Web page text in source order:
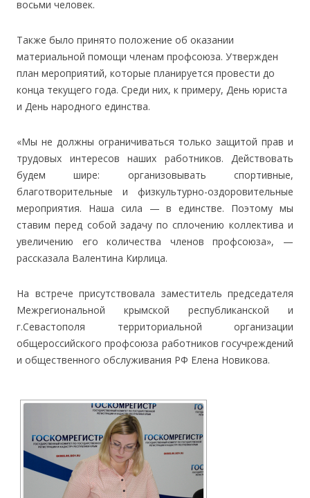
восьми человек.
Также было принято положение об оказании
материальной помощи членам профсоюза. Утвержден
план мероприятий, которые планируется провести до
конца текущего года. Среди них, к примеру, День юриста
и День народного единства.
«Мы не должны ограничиваться только защитой прав и
трудовых интересов наших работников. Действовать
будем шире: организовывать спортивные,
благотворительные и физкультурно-оздоровительные
мероприятия. Наша сила — в единстве. Поэтому мы
ставим перед собой задачу по сплочению коллектива и
увеличению его количества членов профсоюза», —
рассказала Валентина Кирлица.
На встрече присутствовала заместитель председателя
Межрегиональной крымской республиканской и
г.Севастополя территориальной организации
общероссийского профсоюза работников госучреждений
и общественного обслуживания РФ Елена Новикова.